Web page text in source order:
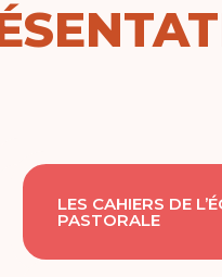
LES CAHIERS DE
PASTORALE